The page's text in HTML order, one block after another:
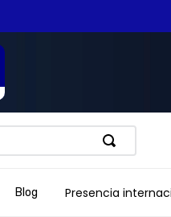
Blog Presencia